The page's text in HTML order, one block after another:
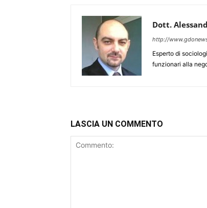
Dott.
http://
Esperto di
funzionari alla
LASCIA UN COMMENTO